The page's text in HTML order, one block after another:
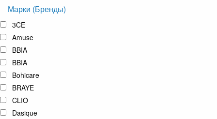
Марки (Бренды)
3CE
Amuse
BBIA
BBIA
Bohicare
BRAYE
CLIO
Dasique